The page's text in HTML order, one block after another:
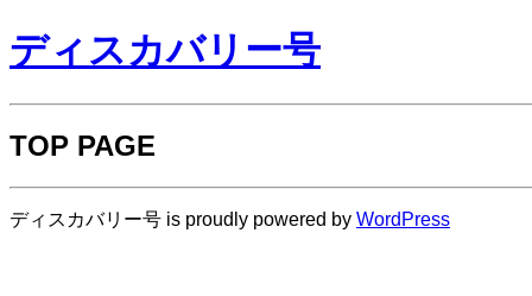
ディスカバリー号
TOP PAGE
ディスカバリー号 is proudly powered by WordPress